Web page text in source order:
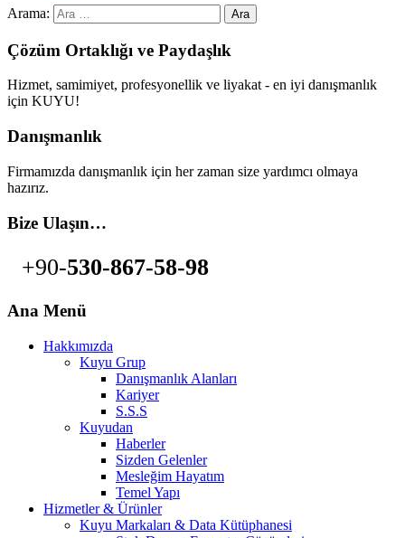
Arama:
Çözüm Ortaklığı ve Paydaşlık
Hizmet, samimiyet, profesyonellik ve liyakat - en iyi danışmanlık
için KUYU!
Danışmanlık
Firmamızda danışmanlık için her zaman size yardımcı olmaya
hazırız.
Bize Ulaşın…
+90-530-867-58-98
Ana Menü
Hakkımızda
Kuyu Grup
Danışmanlık Alanları
Kariyer
S.S.S
Kuyudan
Haberler
Sizden Gelenler
Mesleğim Hayatım
Temel Yapı
Hizmetler & Ürünler
Kuyu Markaları & Data Kütüphanesi